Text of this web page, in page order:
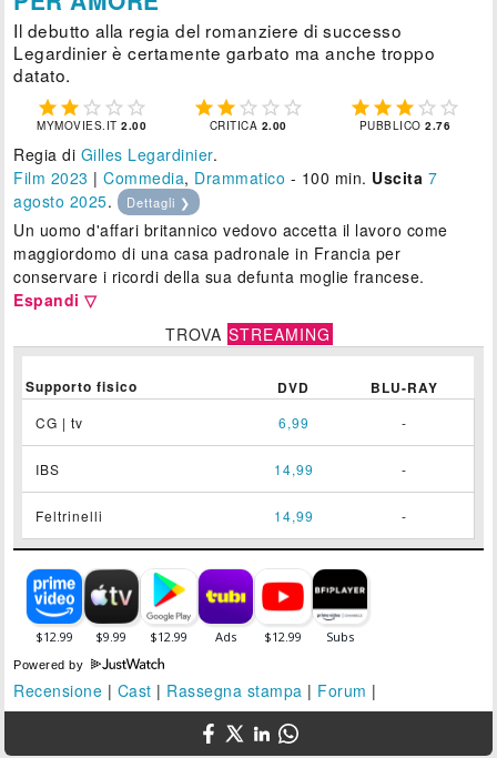
Il debutto alla regia del romanziere di successo
Legardinier è certamente garbato ma anche troppo
datato.
    
MYMOVIES.IT2.00
    
CRITICA 2.00
    
PUBBLICO2.76
Regia di Gilles Legardinier.
Film 2023 |Commedia, Drammatico - 100 min. Uscita 7
agosto 2025. Dettagli ❯
Un uomo d'affari britannico vedovo accetta il lavoro come
maggiordomo di una casa padronale in Francia per
conservare i ricordi della sua defunta moglie francese.
Espandi ▽
TROVA STREAMING
Supporto fisico DVD BLU-RAY
CG | tv 6,99 -
IBS 14,99 -
Feltrinelli 14,99 -
Powered by
Recensione | Cast | Rassegna stampa | Forum |